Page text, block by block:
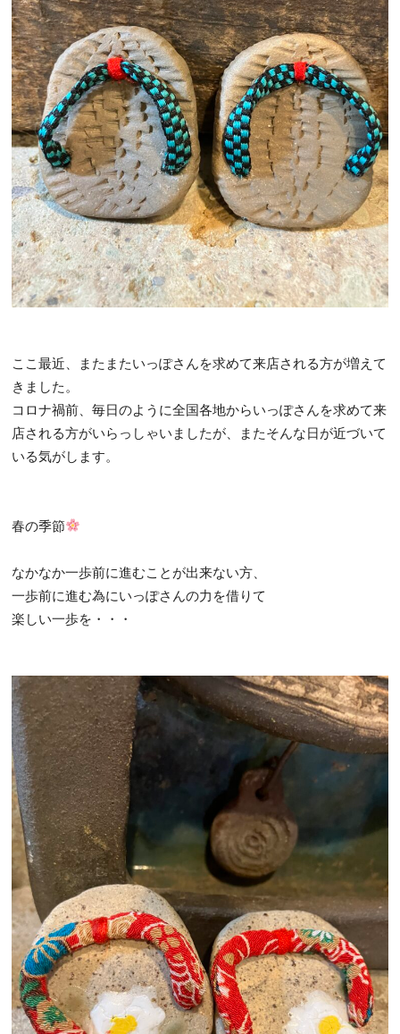
ここ最近、またまたいっぽさんを求めて来店される方が増えて
きました。
コロナ禍前、毎日のように全国各地からいっぽさんを求めて来
店される方がいらっしゃいましたが、またそんな日が近づいて
いる気がします。
春の季節
なかなか一歩前に進むことが出来ない方、
一歩前に進む為にいっぽさんの力を借りて
楽しい一歩を・・・